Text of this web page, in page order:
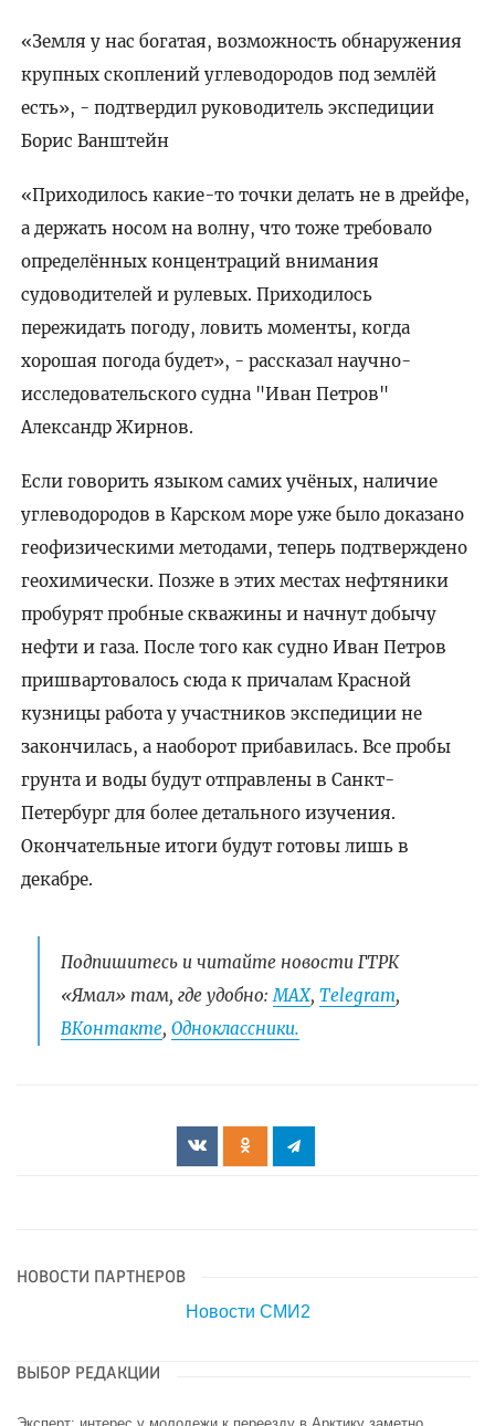
«Земля у нас богатая, возможность обнаружения
крупных скоплений углеводородов под землёй
есть», - подтвердил руководитель экспедиции
Борис Ванштейн
«Приходилось какие-то точки делать не в дрейфе,
а держать носом на волну, что тоже требовало
определённых концентраций внимания
судоводителей и рулевых. Приходилось
пережидать погоду, ловить моменты, когда
хорошая погода будет», - рассказал научно-
исследовательского судна "Иван Петров"
Александр Жирнов.
Если говорить языком самих учёных, наличие
углеводородов в Карском море уже было доказано
геофизическими методами, теперь подтверждено
геохимически. Позже в этих местах нефтяники
пробурят пробные скважины и начнут добычу
нефти и газа. После того как судно Иван Петров
пришвартовалось сюда к причалам Красной
кузницы работа у участников экспедиции не
закончилась, а наоборот прибавилась. Все пробы
грунта и воды будут отправлены в Санкт-
Петербург для более детального изучения.
Окончательные итоги будут готовы лишь в
декабре.
Подпишитесь и читайте новости ГТРК
«Ямал» там, где удобно:МАХ, Telegram,
ВКонтакте, Одноклассники.
НОВОСТИ ПАРТНЕРОВ
Новости СМИ2
ВЫБОР РЕДАКЦИИ